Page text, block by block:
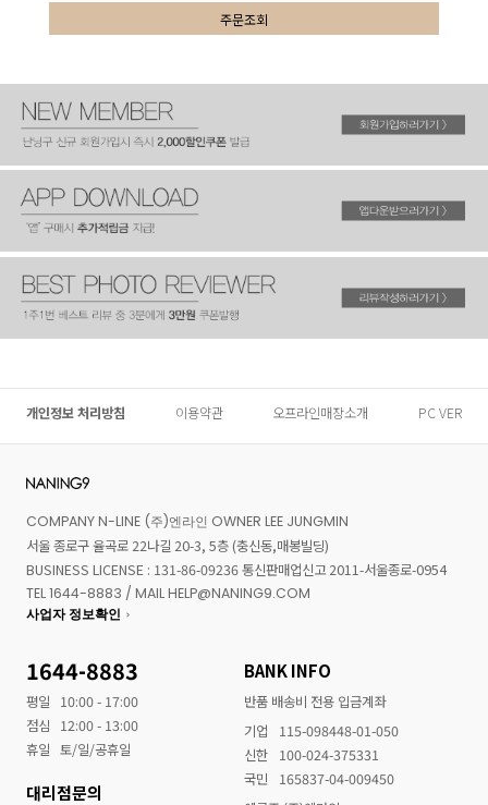
주문조회
개인정보 처리방침 이용약관 오프라인매장소개 PC VER
COMPANY N-LINE (주)엔라인 OWNER LEE JUNGMIN
서울 종로구 율곡로 22나길 20-3, 5층 (충신동,매봉빌딩)
BUSINESS LICENSE : 131-86-09236 통신판매업신고 2011-서울종로-0954
TEL 1644-8883 / MAIL HELP@NANING9.COM
사업자 정보확인
1644-8883
평일
10:00 - 17:00
점심
12:00 - 13:00
휴일 토/일/공휴일
대리점문의
BANK INFO
반품 배송비 전용 입금계좌
기업
115-098448-01-050
신한
100-024-375331
국민
165837-04-009450